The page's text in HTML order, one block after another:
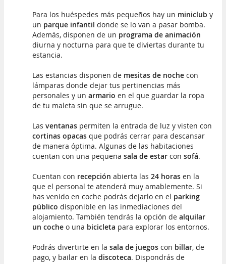
Para los huéspedes más pequeños hay un miniclub y
un parque infantil donde se lo van a pasar bomba.
Además, disponen de un programa de animación
diurna y nocturna para que te diviertas durante tu
estancia.
Las estancias disponen de mesitas de noche con
lámparas donde dejar tus pertinencias más
personales y un armario en el que guardar la ropa
de tu maleta sin que se arrugue.
Las ventanas permiten la entrada de luz y visten con
cortinas opacas que podrás cerrar para descansar
de manera óptima. Algunas de las habitaciones
cuentan con una pequeña sala de estar con sofá.
Cuentan con recepción abierta las 24 horas en la
que el personal te atenderá muy amablemente. Si
has venido en coche podrás dejarlo en el parking
público disponible en las inmediaciones del
alojamiento. También tendrás la opción de alquilar
un coche o una bicicleta para explorar los entornos.
Podrás divertirte en la sala de juegos con billar, de
pago, y bailar en la discoteca. Dispondrás de